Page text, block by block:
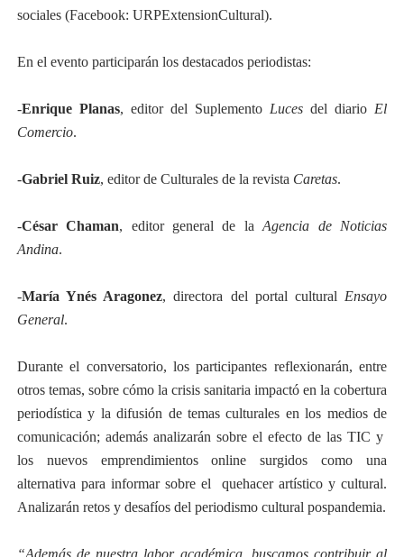
sociales (Facebook: URPExtensionCultural).
En el evento participarán los destacados periodistas:
-Enrique Planas, editor del Suplemento Luces del diario El
Comercio.
-Gabriel Ruiz, editor de Culturales de la revista Caretas.
-César Chaman, editor general de laAgencia de Noticias
Andina.
-María Ynés Aragonez, directora del portal cultural Ensayo
General.
Durante el conversatorio, los participantes reflexionarán, entre
otros temas, sobre cómo la crisis sanitaria impactó en la cobertura
periodística y la difusión de temas culturales en los medios de
comunicación; además analizarán sobre el efecto de las TIC y
los nuevos emprendimientos online surgidos como una
alternativa para informar sobre el
quehacer artístico y cultural.
Analizarán retos y desafíos del periodismo cultural pospandemia.
“Además de nuestra labor académica, buscamos contribuir al